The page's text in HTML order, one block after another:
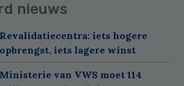
nieuws
Revalidatiecentra: iets hogere
opbrengst, iets lagere winst
Ministerie van VWS moet 114